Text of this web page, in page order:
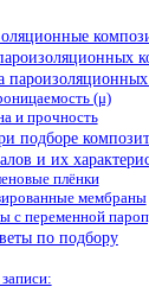
(μ)
и прочность
подборе
и их
плёнки
мембраны
с переменной
по подбору